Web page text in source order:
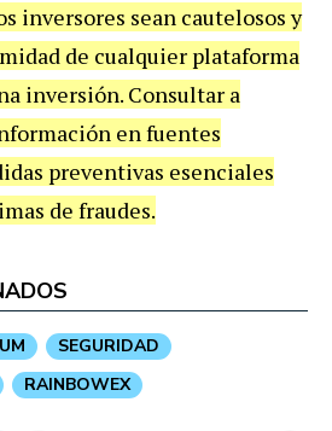
inversores sean cautelosos y
de cualquier plataforma
inversión. Consultar a
en fuentes
preventivas esenciales
de fraudes.
SEGURIDAD
RAINBOWEX